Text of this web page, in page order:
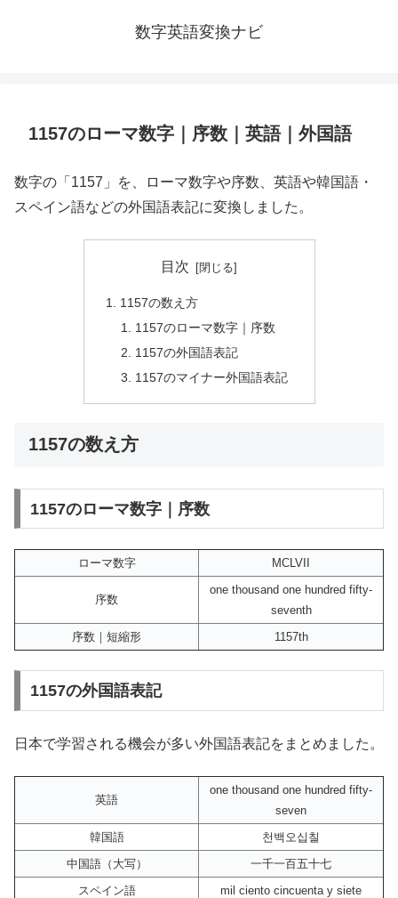
数字英語変換ナビ
1157のローマ数字｜序数｜英語｜外国語
数字の「1157」を、ローマ数字や序数、英語や韓国語・
スペイン語などの外国語表記に変換しました。
目次
1157の数え方
1157のローマ数字｜序数
1157の外国語表記
1157のマイナー外国語表記
1157の数え方
1157のローマ数字｜序数
ローマ数字 MCLVII
序数
one thousand one hundred fifty-
seventh
序数｜短縮形
1157th
1157の外国語表記
日本で学習される機会が多い外国語表記をまとめました。
英語
one thousand one hundred fifty-
seven
韓国語
천백오십칠
中国語（大写）
一千一百五十七
スペイン語
mil ciento cincuenta y siete